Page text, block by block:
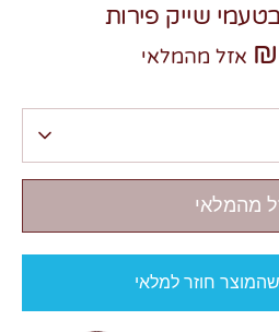
אזל מהמלאי
מהמלאי
חוזר למלאי